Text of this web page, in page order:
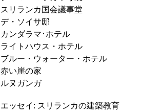
スリランカ国会議事堂
デ・ソイサ邸
カンダラマ･ホテル
ライトハウス・ホテル
ブルー・ウォーター・ホテル
赤い崖の家
ルヌガンガ
エッセイ: スリランカの建築教育